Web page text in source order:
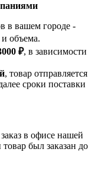
в вашем городе -
и объема.
₽, в зависимости
, товар отправляется
сроки поставки
в офисе нашей
был заказан до